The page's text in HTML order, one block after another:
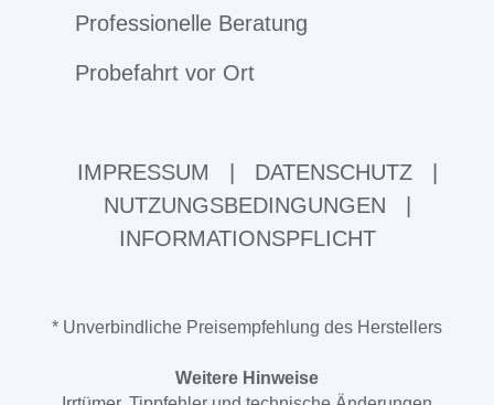
Professionelle Beratung
Probefahrt vor Ort
IMPRESSUM DATENSCHUTZ
NUTZUNGSBEDINGUNGEN
INFORMATIONSPFLICHT
* Unverbindliche Preisempfehlung des Herstellers
Weitere Hinweise